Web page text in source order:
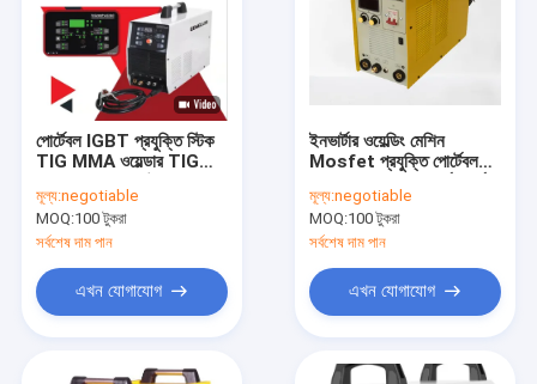
পোর্টেবল IGBT প্রযুক্তি স্টিক
TIG MMA ওয়েল্ডার TIG
ফ্রিকোয়েন্সি TIG ওয়েল্ডিং মেশিন
অ্যালুমিনিয়াম ঢালাই করতে পারে
মূল্য:negotiable
MOQ:100 টুকরা
সর্বশেষ দাম পান
এখন যোগাযোগ
ইনভার্টার ওয়েল্ডিং মেশিন
Mosfet প্রযুক্তি পোর্টেবল
এবং আর্ক ওয়েল্ডার সহ ওয়েল্ডিং
মেশিন
মূল্য:negotiable
MOQ:100 টুকরা
সর্বশেষ দাম পান
এখন যোগাযোগ